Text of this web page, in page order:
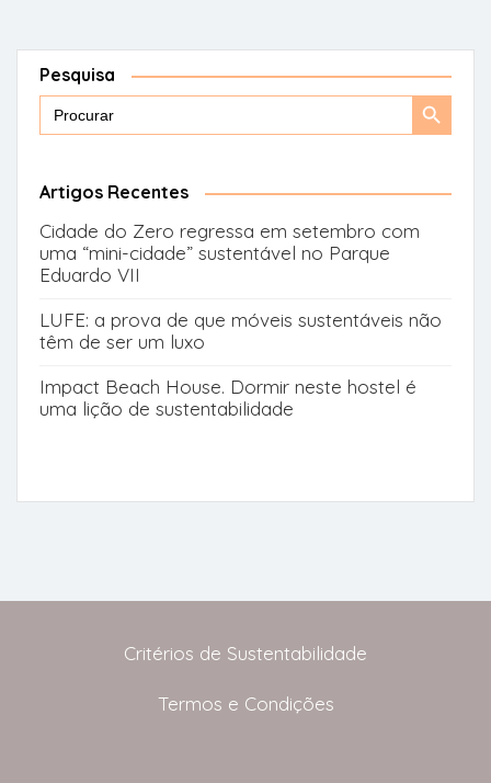
Pesquisa
Search
Search
Artigos Recentes
Cidade do Zero regressa em setembro com
uma “mini-cidade” sustentável no Parque
Eduardo VII
LUFE: a prova de que móveis sustentáveis não
têm de ser um luxo
Impact Beach House. Dormir neste hostel é
uma lição de sustentabilidade
Critérios de Sustentabilidade
Termos e Condições